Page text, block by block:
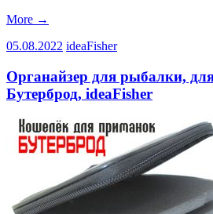
More →
05.08.2022 ideaFisher
Органайзер для рыбалки,
Бутерброд, ideaFisher